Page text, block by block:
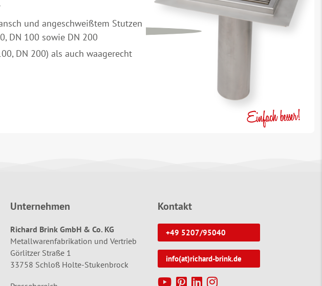
und angeschweißtem Stutzen
DN 100 sowie DN 200
DN 200) als auch waagerecht
Unternehmen
Richard Brink GmbH & Co. KG
Metallwarenfabrikation und Vertrieb
Görlitzer Straße 1
33758 Schloß Holte-Stukenbrock
Kontakt
+49 5207/95040
info(at)richard-brink.de